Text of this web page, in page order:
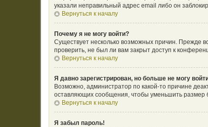
указали неправильный адрес email либо он
Вернуться к началу
Почему я не могу войти?
Существует несколько возможных причин. Прежде
проверить, не был ли вам закрыт доступ к
Вернуться к началу
Я давно зарегистрирован, но больше не могу
Возможно, администратор по какой-то причине
оставляющих сообщения, чтобы уменьшить размер
Вернуться к началу
Я забыл пароль!